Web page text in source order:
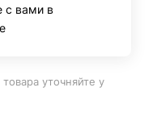
с вами в
уточняйте у